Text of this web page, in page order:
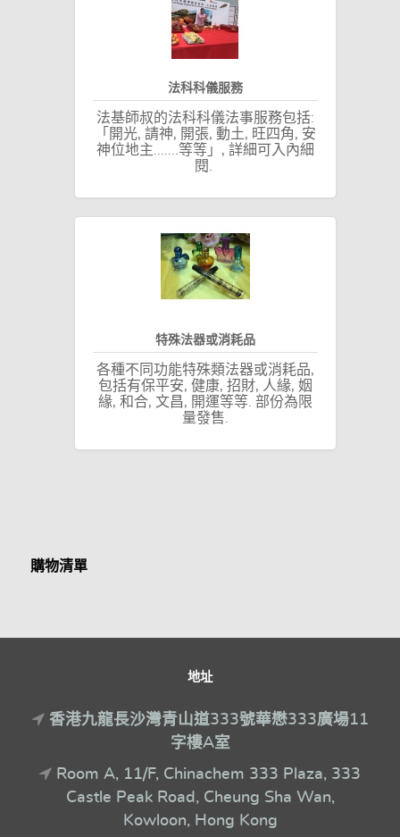
法科科儀服務
法基師叔的法科科儀法事服務包括:
「開光, 請神, 開張, 動土, 旺四角, 安
神位地主.......等等」, 詳細可入內細
閱.
特殊法器或消耗品
各種不同功能特殊類法器或消耗品,
包括有保平安, 健康, 招財, 人緣, 姻
緣, 和合, 文昌, 開運等等. 部份為限
量發售.
購物清單
地址
香港九龍長沙灣青山道333號華懋333廣場11
字樓A室
Room A, 11/F, Chinachem 333 Plaza, 333
Castle Peak Road, Cheung Sha Wan,
Kowloon, Hong Kong